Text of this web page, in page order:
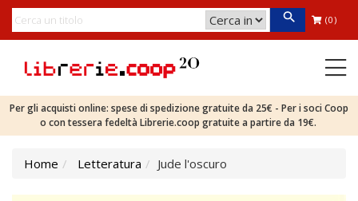
(0)
Per gli acquisti online: spese di spedizione gratuite da 25€ - Per i soci Coop
o con tessera fedeltà Librerie.coop gratuite a partire da 19€.
Home Letteratura Jude l'oscuro